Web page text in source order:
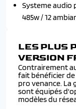
Systeme audio
485w / 12
LES PLUS
VERSION
Contrairement
fait bénéficier
pro venance. La
sont équipés
modèles du